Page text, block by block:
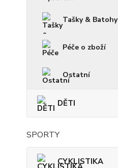
Tašky & Batohy
Péče o zboží
Ostatní
DĚTI
SPORTY
CYKLISTIKA